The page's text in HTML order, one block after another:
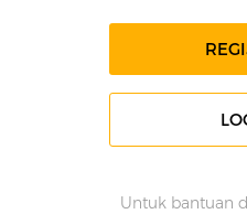
Untuk bantuan